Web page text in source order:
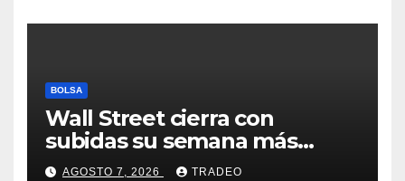
BOLSA
Wall Street cierra con
subidas su semana más
alcista desde abril
AGOSTO 7, 2026 TRADEO